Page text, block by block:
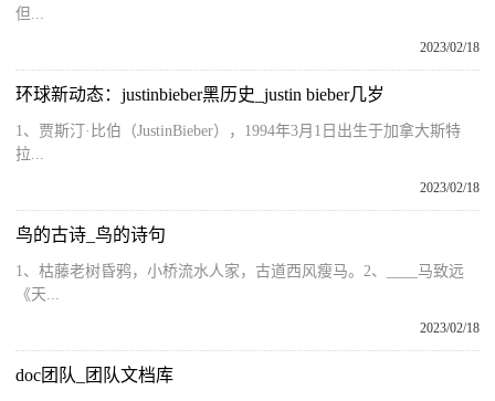
但...
2023/02/18
环球新动态：justinbieber黑历史_justin bieber几岁
1、贾斯汀·比伯（JustinBieber），1994年3月1日出生于加拿大斯特
拉...
2023/02/18
鸟的古诗_鸟的诗句
1、枯藤老树昏鸦，小桥流水人家，古道西风瘦马。2、____马致远
《天...
2023/02/18
doc团队_团队文档库